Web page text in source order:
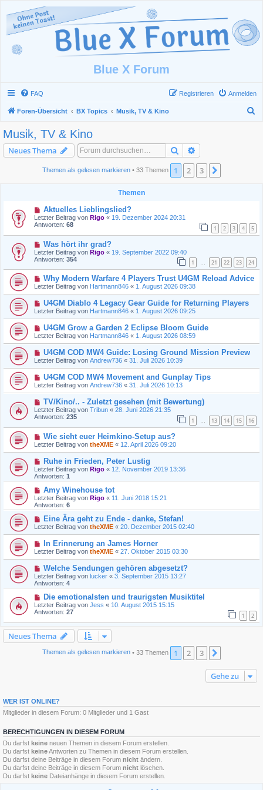
Blue X Forum
FAQ Anmelden
Registrieren
Foren-Übersicht BX Topics Musik, TV & Kino
Musik, TV & Kino
Neues Thema Suche
Themen als gelesen markieren • 33 Themen 1 2 3
Themen
Aktuelles Lieblingslied?
Letzter Beitrag von Rigo « 19. Dezember 2024 20:31
Antworten: 68 1 2 3 4 5
Was hört ihr grad?
Letzter Beitrag von Rigo « 19. September 2022 09:40
Antworten: 354 1 21 22 23 24
Why Modern Warfare 4 Players Trust U4GM Reload Advice
Letzter Beitrag von Hartmann846 « 1. August 2026 09:38
U4GM Diablo 4 Legacy Gear Guide for Returning Players
Letzter Beitrag von Hartmann846 « 1. August 2026 09:25
U4GM Grow a Garden 2 Eclipse Bloom Guide
Letzter Beitrag von Hartmann846 « 1. August 2026 08:59
U4GM COD MW4 Guide: Losing Ground Mission Preview
Letzter Beitrag von Andrew736 « 31. Juli 2026 10:39
U4GM COD MW4 Movement and Gunplay Tips
Letzter Beitrag von Andrew736 « 31. Juli 2026 10:13
TV/Kino/.. - Zuletzt gesehen (mit Bewertung)
Letzter Beitrag von Tribun « 28. Juni 2026 21:35
Antworten: 235 1 … 13 14 15 16
Wie sieht euer Heimkino-Setup aus?
Letzter Beitrag von theXME « 12. April 2026 09:20
Ruhe in Frieden, Peter Lustig
Letzter Beitrag von Rigo « 12. November 2019 13:36
Antworten: 1
Amy Winehouse tot
Letzter Beitrag von Rigo « 11. Juni 2018 15:21
Antworten: 6
Eine Ära geht zu Ende - danke, Stefan!
Letzter Beitrag von theXME « 20. Dezember 2015 02:40
In Erinnerung an James Horner
Letzter Beitrag von theXME « 27. Oktober 2015 03:30
Welche Sendungen gehören abgesetzt?
Letzter Beitrag von lucker « 3. September 2015 13:27
Antworten: 4
Die emotionalsten und traurigsten Musiktitel
Letzter Beitrag von Jess « 10. August 2015 15:15
Antworten: 27 1 2
Neues Thema
Themen als gelesen markieren • 33 Themen 1 2 3
Gehe zu
WER IST ONLINE?
Mitglieder in diesem Forum: 0 Mitglieder und 1 Gast
BERECHTIGUNGEN IN DIESEM FORUM
Du darfst keine neuen Themen in diesem Forum erstellen.
Du darfst keineAntworten zu Themen in diesem Forum erstellen.
Du darfst deine Beiträge in diesem Forum nicht ändern.
Du darfst deine Beiträge in diesem Forum nicht löschen.
Du darfst keine Dateianhänge in diesem Forum erstellen.